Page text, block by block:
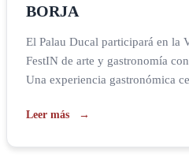
BORJA
El Palau Ducal participará en la
FestIN de arte y gastronomía
Una experiencia gastronómica
visitantes podrán realizar una
Leer más